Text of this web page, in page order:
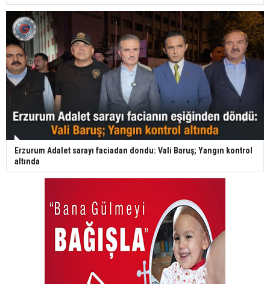
Erzurum Adalet sarayı faciadan dondu: Vali Baruş; Yangın kontrol
altında